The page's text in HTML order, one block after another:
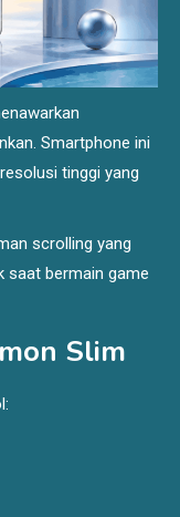
Smartphone ini
tinggi yang
scrolling yang
saat bermain game
Slim